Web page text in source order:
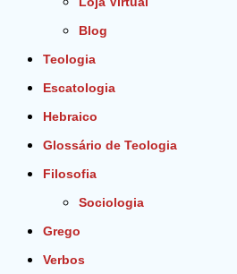
Blog
Teologia
Escatologia
Hebraico
Glossário de Teologia
Filosofia
Sociologia
Grego
Verbos